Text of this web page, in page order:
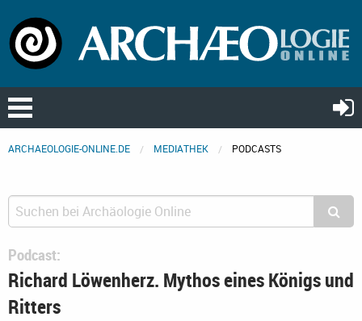
ARCHAEOLOGIE-ONLINE.DE MEDIATHEK PODCASTS
Podcast:
Richard Löwenherz. Mythos eines Königs und
Ritters